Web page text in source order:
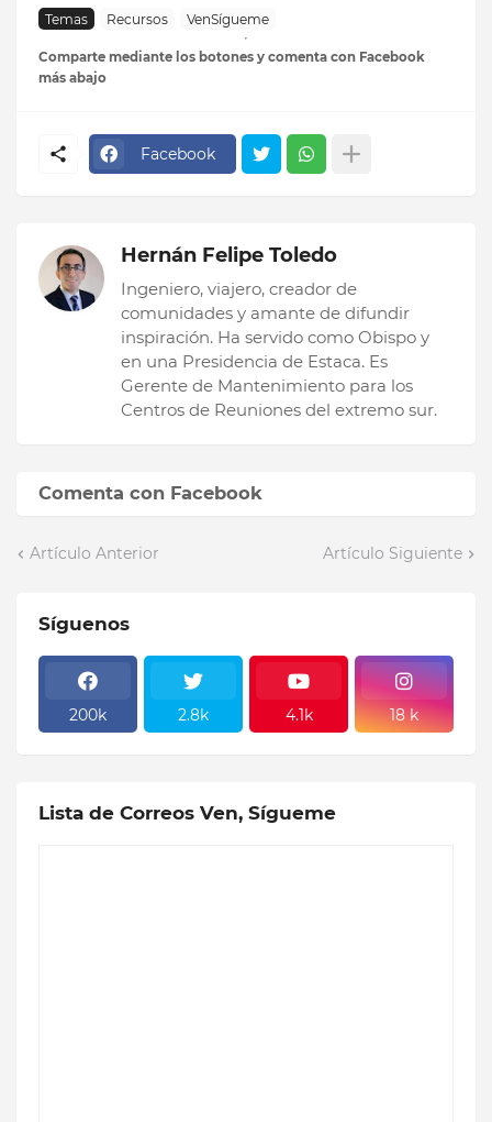
Temas Recursos VenSígueme
Comparte mediante los botones y comenta con Facebook
más abajo
Facebook
Hernán Felipe Toledo
Ingeniero, viajero, creador de
comunidades y amante de difundir
inspiración. Ha servido como Obispo y
en una Presidencia de Estaca. Es
Gerente de Mantenimiento para los
Centros de Reuniones del extremo sur.
Comenta con Facebook
Artículo Anterior Artículo Siguiente
Síguenos
200k 2.8k 4.1k 18 k
Lista de Correos Ven, Sígueme